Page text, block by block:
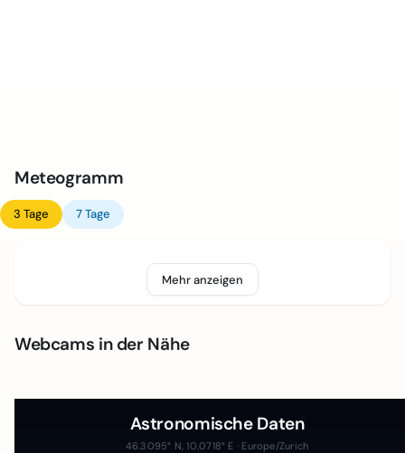
Meteogramm
3 Tage 7 Tage
Mehr anzeigen
Webcams in der Nähe
Astronomische Daten
46.3095° N, 10.0718° E · Europe/Zurich